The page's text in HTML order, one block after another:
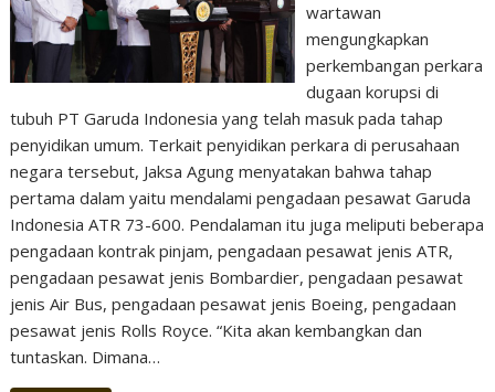
wartawan
mengungkapkan
perkembangan perkara
dugaan korupsi di
tubuh PT Garuda Indonesia yang telah masuk pada tahap
penyidikan umum. Terkait penyidikan perkara di perusahaan
negara tersebut, Jaksa Agung menyatakan bahwa tahap
pertama dalam yaitu mendalami pengadaan pesawat Garuda
Indonesia ATR 73-600. Pendalaman itu juga meliputi beberapa
pengadaan kontrak pinjam, pengadaan pesawat jenis ATR,
pengadaan pesawat jenis Bombardier, pengadaan pesawat
jenis Air Bus, pengadaan pesawat jenis Boeing, pengadaan
pesawat jenis Rolls Royce. “Kita akan kembangkan dan
tuntaskan. Dimana…